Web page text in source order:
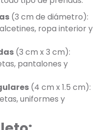
(3 cm de diámetro):
ropa interior y
(3 cm x 3 cm):
pantalones y
(4 cm x 1.5 cm):
uniformes y